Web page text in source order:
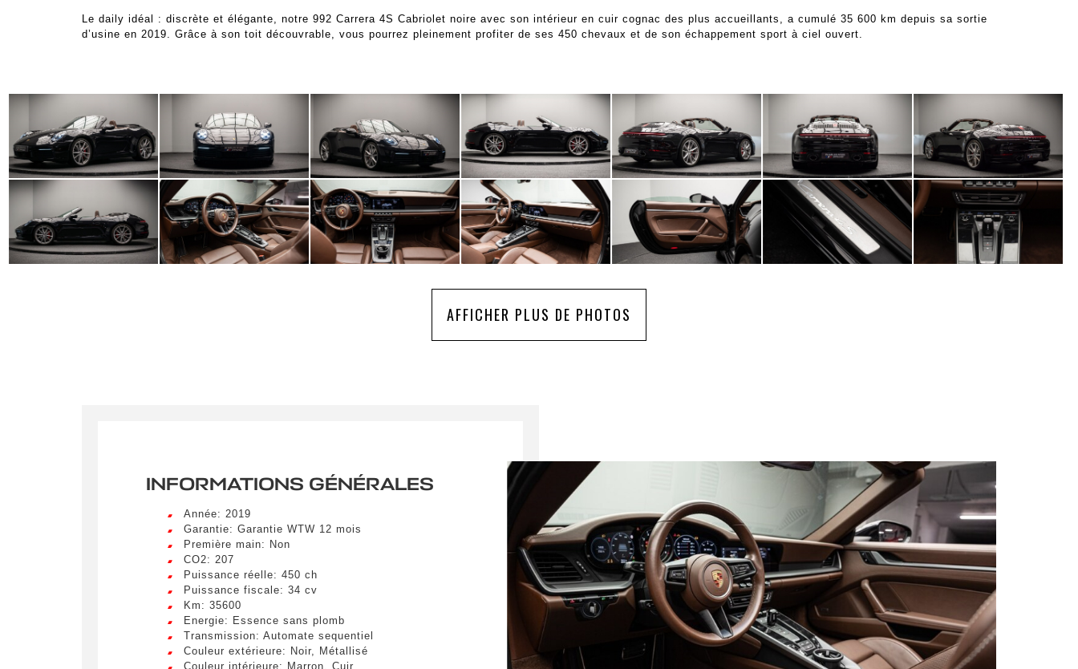
Créer une alerte
Le daily idéal : discrète et élégante, notre 992 Carrera 4S Cabriolet noire avec son intérieur en cuir cognac des plus accueillants, a cumulé 35 600 km depuis sa sortie
d’usine en 2019. Grâce à son toit découvrable, vous pourrez pleinement profiter de ses 450 chevaux et de son échappement sport à ciel ouvert.
AFFICHER PLUS DE PHOTOS
INFORMATIONS GÉNÉRALES
Année: 2019
Garantie: Garantie WTW 12 mois
Première main: Non
CO2: 207
Puissance réelle: 450 ch
Puissance fiscale: 34 cv
Km: 35600
Energie: Essence sans plomb
Transmission: Automate sequentiel
Couleur extérieure: Noir, Métallisé
Couleur intérieure: Marron, Cuir